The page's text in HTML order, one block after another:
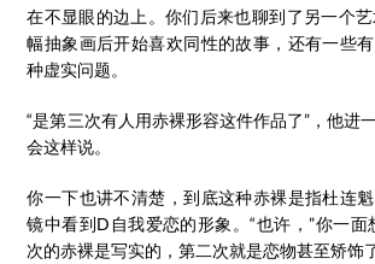
在不显眼的边上。你们后来也聊到了另一个
幅抽象画后开始喜欢同性的故事，还有一些
种虚实问题。
“是第三次有人用赤裸形容这件作品了”，他进
会这样说。
你一下也讲不清楚，到底这种赤裸是指杜连
镜中看到D自我爱恋的形象。“也许，”你一面
次的赤裸是写实的，第二次就是恋物甚至矫饰